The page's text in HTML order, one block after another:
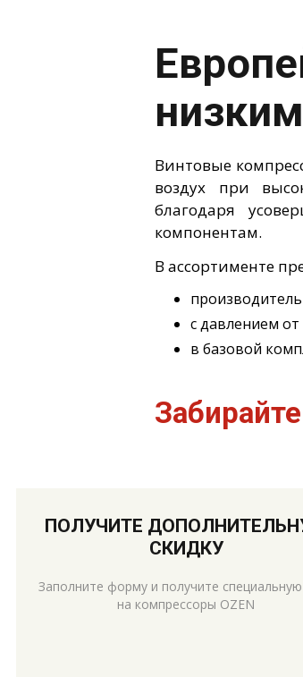
Винтовые
воздух при
благодаря
компонентам.
В ассортименте
с давлением от
в базовой
ПОЛУЧИТЕ
СКИДКУ
Заполните форму и получите
на компрессоры OZEN